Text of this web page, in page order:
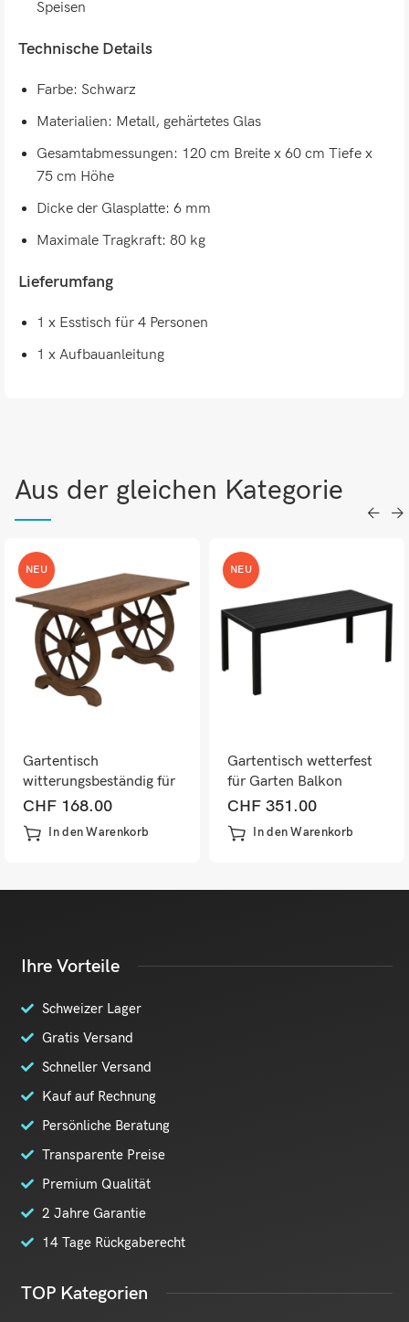
Speisen
Technische Details
Farbe: Schwarz
Materialien: Metall, gehärtetes Glas
Gesamtabmessungen: 120 cm Breite x 60 cm Tiefe x
75 cm Höhe
Dicke der Glasplatte: 6 mm
Maximale Tragkraft: 80 kg
Lieferumfang
1 x Esstisch für 4 Personen
1 x Aufbauanleitung
Aus der gleichen Kategorie
NEU
Gartentisch
witterungsbeständig für
Balkon Outdoor
Massivholz
CHF 168.00
In den Warenkorb
NEU
Gartentisch wetterfest
für Garten Balkon
Terrasse Kunststoff
schwarz
CHF 351.00
In den Warenkorb
Ihre Vorteile
Schweizer Lager
Gratis Versand
Schneller Versand
Kauf auf Rechnung
Persönliche Beratung
Transparente Preise
Premium Qualität
2 Jahre Garantie
14 Tage Rückgaberecht
TOP Kategorien